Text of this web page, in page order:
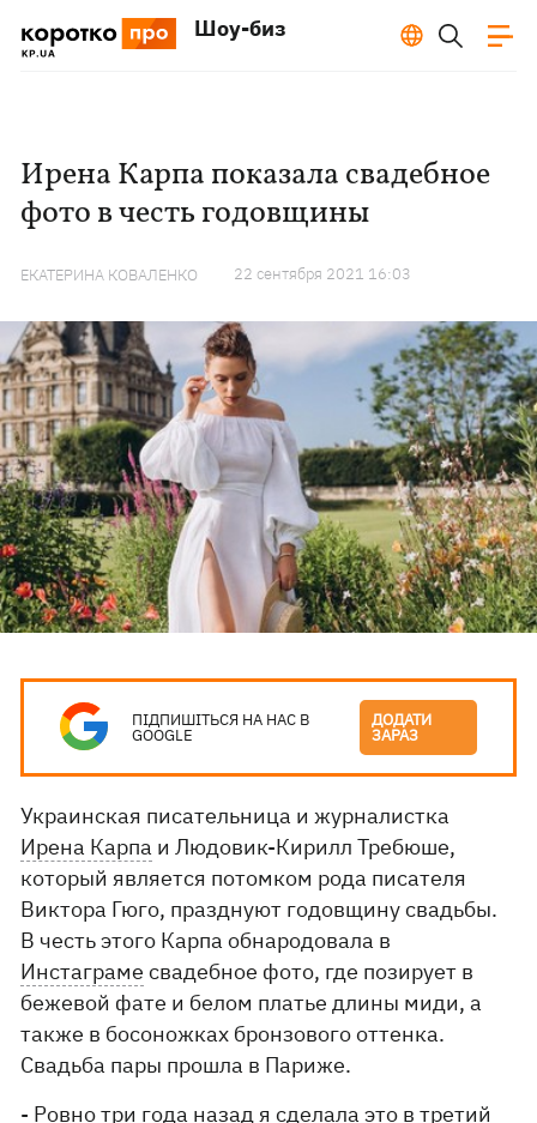
Шоу-биз
Ирена Карпа показала свадебное
фото в честь годовщины
ЕКАТЕРИНА КОВАЛЕНКО 22 сентября 2021 16:03
ПІДПИШІТЬСЯ НА НАС В
GOOGLE
ДОДАТИ
ЗАРАЗ
Украинская писательница и журналистка
Ирена Карпа и Людовик-Кирилл Требюше,
который является потомком рода писателя
Виктора Гюго, празднуют годовщину свадьбы.
В честь этого Карпа обнародовала в
Инстаграме свадебное фото, где позирует в
бежевой фате и белом платье длины миди, а
также в босоножках бронзового оттенка.
Свадьба пары прошла в Париже.
- Ровно три года назад я сделала это в третий